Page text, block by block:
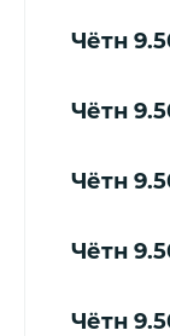
Чётн
Чётн
Чётн
Чётн
Чётн